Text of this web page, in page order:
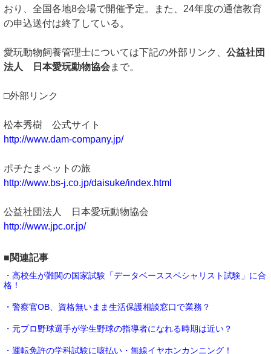
おり、全国各地8会場で開催予定。また、24年度の通信教育
の申込送付は終了している。
愛玩動物飼養管理士については下記の外部リンク、 公益社団
法人 日本愛玩動物協会まで。
□外部リンク
松本秀樹 公式サイト
http://www.dam-company.jp/
ポチたまペットの旅
http://www.bs-j.co.jp/daisuke/index.html
公益社団法人 日本愛玩動物協会
http://www.jpc.or.jp/
■関連記事
・高校生が難関の国家試験「データベーススペシャリスト試験」に合
格！
・警察官OB、資格無いまま生活保護相談窓口で業務？
・元プロ野球選手が学生野球の指導者になれる時期は近い？
・運転免許の学科試験に咳払い・無線イヤホンカンニング！